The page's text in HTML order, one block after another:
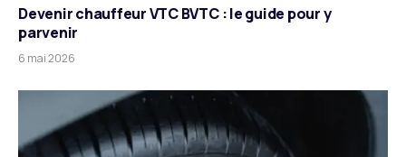
Devenir chauffeur VTC BVTC : le guide pour y
parvenir
6 mai 2026